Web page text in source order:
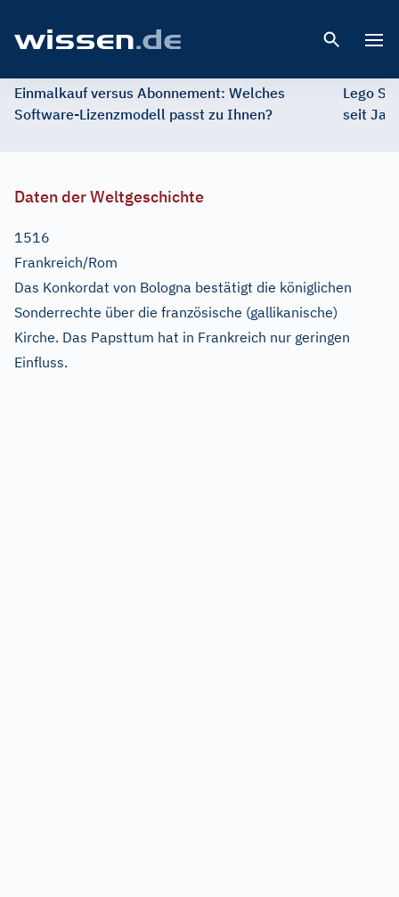
Einmalkauf versus Abonnement: Welches
Software-Lizenzmodell passt zu Ihnen?
Lego
seit
Daten der Weltgeschichte
1516
Frankreich/Rom
Das Konkordat von Bologna bestätigt die königlichen
Sonderrechte über die französische (gallikanische)
Kirche. Das Papsttum hat in Frankreich nur geringen
Einfluss.